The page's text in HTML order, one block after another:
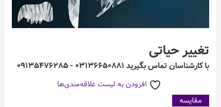
تغییر حیاتی
با کارشناسان تماس بگیرید ۰۳۱۳۶۶۵۰۸۸۱ - ۰۹۱۳۵۴۷۶۲۸۵
افزودن به لیست علاقه‌مندی‌ها
مقایسه